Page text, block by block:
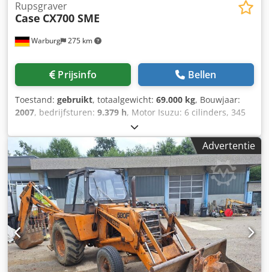
Warburg 275 km
Rupsgraver
Case CX700 SME
Prijsinfo Bellen
Toestand: gebruikt, totaalgewicht: 69.000 kg, Bouwjaar:
2007, bedrijfsturen: 9.379 h, Motor Isuzu: 6 cilinders, 345
kW – AH-6WG1X – EPA en CE Giek 6,58 m Stel 3 m
Bodemplaten 650 mm Alle hydrauliekslangen
(hamer/grijper en rotatie) Hydraulische snelwissel: OIL
Quick OQ90 of Lehnhoff HS80 Dieplepel – 4,55 m³ SAE
Transportgewicht 69 ton Transportbreedte 3,93 m
Werkbreedte (4,14 m met opstappen) Transporthoogte 4,37
m Djdpfx Adsul U H Togekr Machine is in onze werkplaats
gereviseerd en gerepareerd Rapport op aanvraag Grote
onderhoudsbeurt uitgevoerd: alle oliën en filters, inclusief
650 liter hydrauliekolie CASE Duitsland maart 2026: De
motor heeft 6 nieuwe injectoren (factuur op aanvraag)
Advertentie